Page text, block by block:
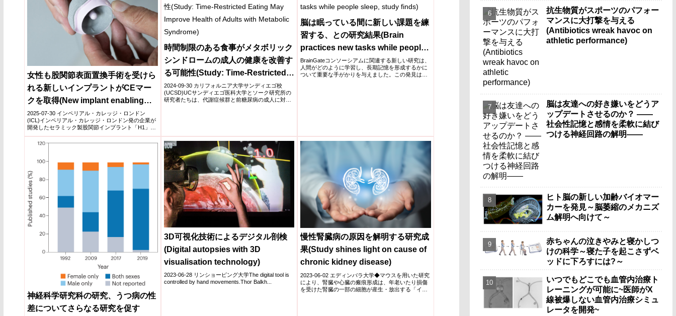
女性も股関節表面置換手術を受けら
れる新しいインプラントがCEマー
クを取得(New implant enabling
women to access hip resurfacing
surgery awarded CE mark)
2025-07-30 インペリアル・カレッジ・ロンドン
(ICL)インペリアル・カレッジ・ロンドン発の企業が
開発したセラミック製股関節インプラント「H1」
時間制限のある食事がメタボリック
シンドロームの成人の健康を改善す
る可能性(Study: Time-Restricted
Eating May Improve Health of
Adults with Metabolic Syndrome)
2024-09-30 カリフォルニア大学サンディエゴ校
(UCSD)UCサンディエゴ医科大学とソーク研究所の
研究者たちは、代謝症候群と前糖尿病の成人に対す
脳は眠っている間に新しい課題を練
習する、との研究結果(Brain
practices new tasks while people
sleep, study finds)
BrainGateコンソーシアムに関連する新しい研究は、
人間がどのように学習し、長期記憶を形成するかに
ついて重要な手がかりを与えました。この発見は、
神経科学研究科の研究、うつ病の性
差についてさらなる研究を促す
3D可視化技術によるデジタル剖検
(Digital autopsies with 3D
visualisation technology)
2023-06-28 リンショーピング大学The digital tool is
controlled by hand movements.Thor Balkh...
慢性腎臓病の原因を解明する研究成
果(Study shines light on cause of
chronic kidney disease)
2023-06-02 エディンバラ大学◆マウスを用いた研究
により、腎臓や心臓の瘢痕形成は、年老いたり損傷
を受けた腎臓の一部の細胞が産生・放出する「イン
抗生物質がスポーツのパフォー
マンスに大打撃を与える
(Antibiotics wreak havoc on
athletic performance)
脳は友達への好き嫌いをどうア
ップデートさせるのか？ ――
社会性記憶と感情を柔軟に結び
つける神経回路の解明――
ヒト脳の新しい加齢バイオマー
カーを発見～脳萎縮のメカニズ
ム解明へ向けて～
赤ちゃんの泣きやみと寝かしつ
けの科学～寝た子を起こさずベ
ッドに下ろすには?～
いつでもどこでも血管内治療ト
レーニングが可能に~医師がX
線被爆しない血管内治療シミュ
レータを開発~